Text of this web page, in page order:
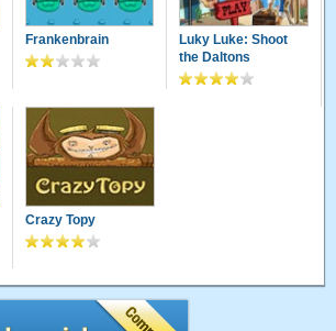
Frankenbrain
Luky Luke: Shoot
the Daltons
Crazy Topy